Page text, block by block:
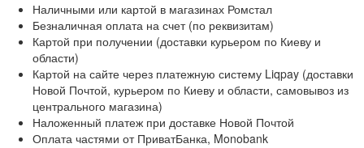
Наличными или картой в магазинах Ромстал
Безналичная оплата на счет (по реквизитам)
Картой при получении (доставки курьером по Киеву и
области)
Картой на сайте через платежную систему Liqpay (доставки
Новой Почтой, курьером по Киеву и области, самовывоз из
центрального магазина)
Наложенный платеж при доставке Новой Почтой
Оплата частями от ПриватБанка, Monobank